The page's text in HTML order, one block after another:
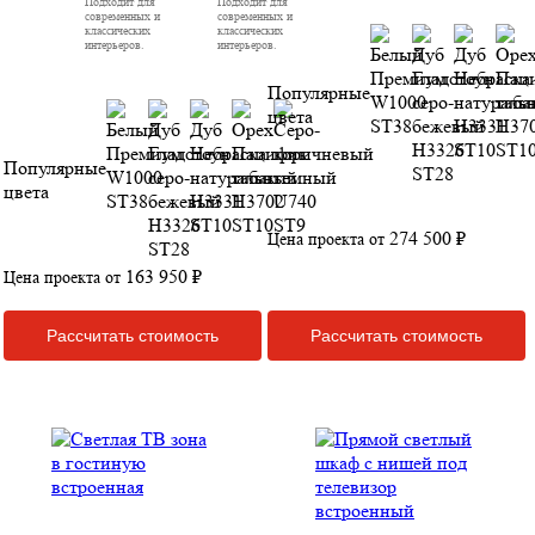
современных и
классических
интерьеров.
современных и
классических
интерьеров.
Популярные
цвета
Цена проекта от 163 950 ₽
Рассчитать стоимость
Популярные
цвета
Цена проекта от 274 500 ₽
Рассчитать стоимость